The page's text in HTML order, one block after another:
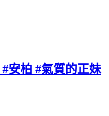
安柏 #氣質的正妹